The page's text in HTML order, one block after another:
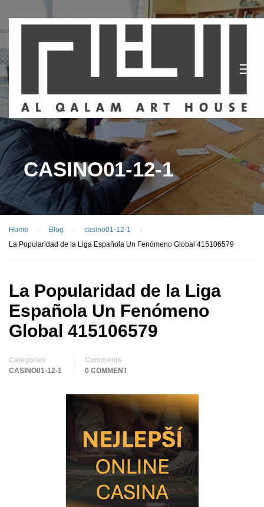
CASINO01-12-1
Home Blog
casino01-12-1
La Popularidad de la Liga Española Un Fenómeno Global 415106579
La Popularidad de la Liga
Española Un Fenómeno
Global 415106579
Categories
CASINO01-12-1
Comments
0 COMMENT